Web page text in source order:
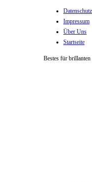
Datenschutz
Impressum
Über Uns
Startseite
Bestes für